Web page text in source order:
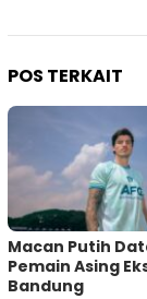
POS TERKAIT
Macan Putih
Pemain Asing
Bandung